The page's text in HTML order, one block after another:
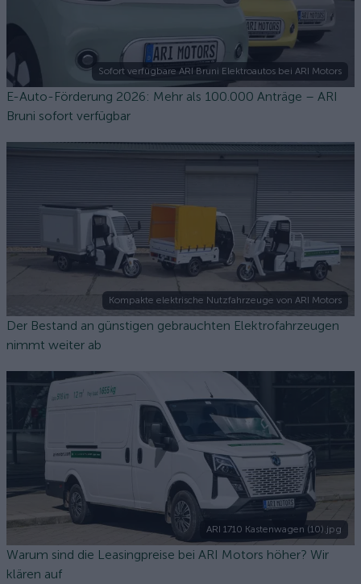
Sofort verfügbare ARI Bruni Elektroautos bei ARI Motors
E-Auto-Förderung 2026: Mehr als 100.000 Anträge – ARI
Bruni sofort verfügbar
Kompakte elektrische Nutzfahrzeuge von ARI Motors
Der Bestand an günstigen gebrauchten Elektrofahrzeugen
nimmt weiter ab
ARI 1710 Kastenwagen (10).jpg
Warum sind die Leasingpreise bei ARI Motors höher? Wir
klären auf